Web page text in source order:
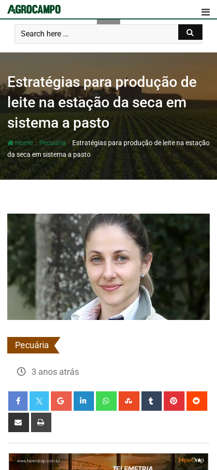
Estratégias para produção de
leite na estação da seca em
sistema a pasto
Home- Pecuária - Estratégias para produção de leite na estação
da seca em sistema a pasto
Pecuária
3 anos atrás